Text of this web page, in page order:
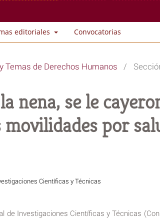
editoriales Convocatorias
Temas de Derechos Humanos /
nena, se le
por
Científicas y Técnicas
de Investigaciones Científicas y Técnicas